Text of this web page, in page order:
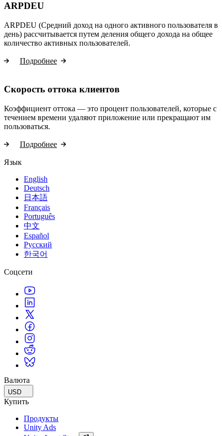
ARPDEU
ARPDEU (Средний доход на одного активного пользователя в
день) рассчитывается путем деления общего дохода на общее
количество активных пользователей.
Подробнее
Скорость оттока клиентов
Коэффициент оттока — это процент пользователей, которые с
течением времени удаляют приложение или прекращают им
пользоваться.
Подробнее
Язык
English
Deutsch
日本語
Français
Português
中文
Español
Русский
한국어
Соцсети
Валюта
USD
Купить
Продукты
Unity Ads